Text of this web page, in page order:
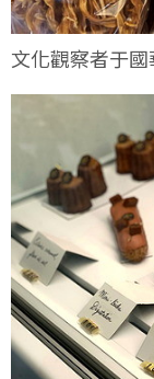
文化觀察者于